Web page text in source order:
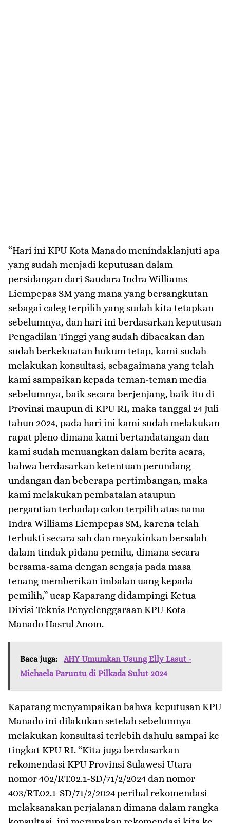
“Hari ini KPU Kota Manado menindaklanjuti apa
yang sudah menjadi keputusan dalam
persidangan dari Saudara Indra Williams
Liempepas SM yang mana yang bersangkutan
sebagai caleg terpilih yang sudah kita tetapkan
sebelumnya, dan hari ini berdasarkan keputusan
Pengadilan Tinggi yang sudah dibacakan dan
sudah berkekuatan hukum tetap, kami sudah
melakukan konsultasi, sebagaimana yang telah
kami sampaikan kepada teman-teman media
sebelumnya, baik secara berjenjang, baik itu di
Provinsi maupun di KPU RI, maka tanggal 24 Juli
tahun 2024, pada hari ini kami sudah melakukan
rapat pleno dimana kami bertandatangan dan
kami sudah menuangkan dalam berita acara,
bahwa berdasarkan ketentuan perundang-
undangan dan beberapa pertimbangan, maka
kami melakukan pembatalan ataupun
pergantian terhadap calon terpilih atas nama
Indra Williams Liempepas SM, karena telah
terbukti secara sah dan meyakinkan bersalah
dalam tindak pidana pemilu, dimana secara
bersama-sama dengan sengaja pada masa
tenang memberikan imbalan uang kepada
pemilih,” ucap Kaparang didampingi Ketua
Divisi Teknis Penyelenggaraan KPU Kota
Manado Hasrul Anom.
Baca juga:
AHY Umumkan Usung Elly Lasut -
Michaela Paruntu di Pilkada Sulut 2024
Kaparang menyampaikan bahwa keputusan KPU
Manado ini dilakukan setelah sebelumnya
melakukan konsultasi terlebih dahulu sampai ke
tingkat KPU RI. “Kita juga berdasarkan
rekomendasi KPU Provinsi Sulawesi Utara
nomor 402/RT.02.1-SD/71/2/2024 dan nomor
403/RT.02.1-SD/71/2/2024 perihal rekomendasi
melaksanakan perjalanan dimana dalam rangka